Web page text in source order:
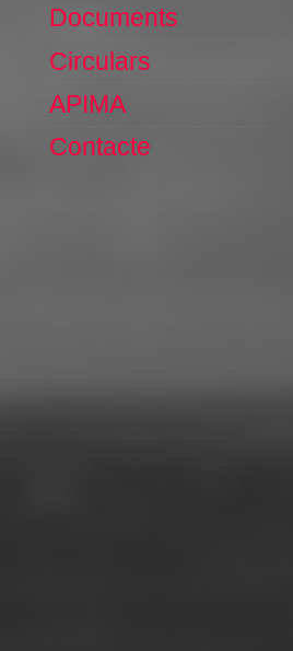
Documents
Circulars
APIMA
Contacte